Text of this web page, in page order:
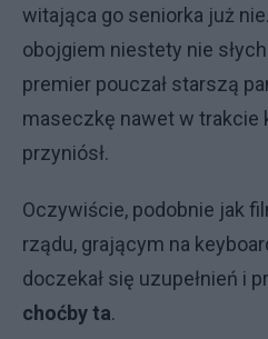
witająca go seniorka już
obojgiem niestety nie
premier pouczał starszą
maseczkę nawet w trakcie
przyniósł.
Oczywiście, podobnie jak
rządu, grającym na
doczekał się uzupełnień i
choćby ta.